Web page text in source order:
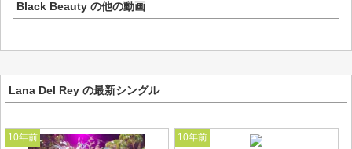
Black Beauty の他の動画
Lana Del Rey の最新シングル
10年前
10年前